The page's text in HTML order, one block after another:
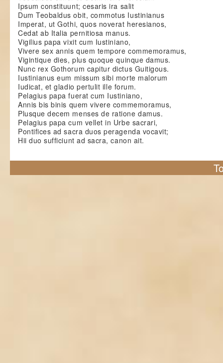
Ipsum constituunt; cesaris ira salit
Dum Teobaldus obit, commotus Iustinianus
Imperat, ut Gothi, quos noverat heresianos,
Cedat ab Italia pernitiosa manus.
Vigilius papa vixit cum Iustiniano,
Vivere sex annis quem tempore commemoramus,
Vigintique dies, plus quoque quinque damus.
Nunc rex Gothorum capitur dictus Guitigous.
Iustinianus eum missum sibi morte malorum
Iudicat, et gladio pertulit ille forum.
Pelagius papa fuerat cum Iustiniano,
Annis bis binis quem vivere commemoramus,
Plusque decem menses de ratione damus.
Pelagius papa cum vellet in Urbe sacrari,
Pontifices ad sacra duos peragenda vocavit;
Hii duo sufficiunt ad sacra, canon ait.